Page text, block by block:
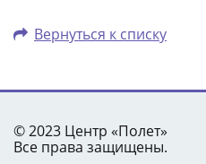
Вернуться к списку
© 2023 Центр «Полет»
Все права защищены.